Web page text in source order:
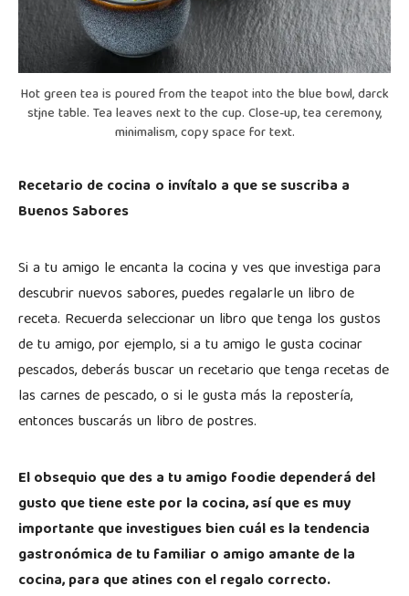
Hot green tea is poured from the teapot into the blue bowl, darck
stjne table. Tea leaves next to the cup. Close-up, tea ceremony,
minimalism, copy space for text.
Recetario de cocina o invítalo a que se suscriba a
Buenos Sabores
Si a tu amigo le encanta la cocina y ves que investiga para
descubrir nuevos sabores, puedes regalarle un libro de
receta. Recuerda seleccionar un libro que tenga los gustos
de tu amigo, por ejemplo, si a tu amigo le gusta cocinar
pescados, deberás buscar un recetario que tenga recetas de
las carnes de pescado, o si le gusta más la repostería,
entonces buscarás un libro de postres.
El obsequio que des a tu amigo foodie dependerá del
gusto que tiene este por la cocina, así que es muy
importante que investigues bien cuál es la tendencia
gastronómica de tu familiar o amigo amante de la
cocina, para que atines con el regalo correcto.